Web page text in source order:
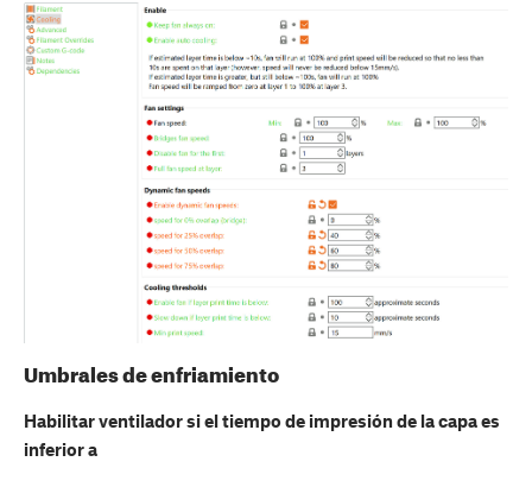
Umbrales de enfriamiento
Habilitar ventilador si el tiempo de impresión de la capa es
inferior a